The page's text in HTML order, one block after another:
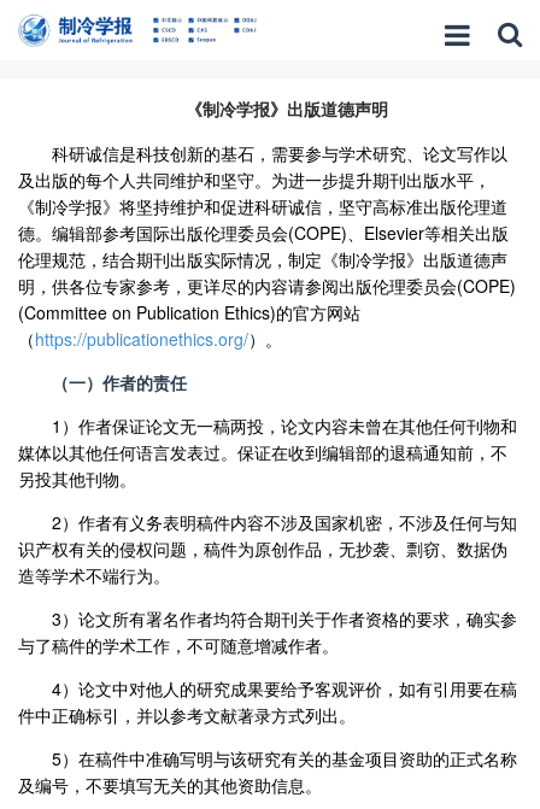
《制冷学报》出版道德声明
科研诚信是科技创新的基石，需要参与学术研究、论文写作以
及出版的每个人共同维护和坚守。为进一步提升期刊出版水平，
《制冷学报》将坚持维护和促进科研诚信，坚守高标准出版伦理道
德。编辑部参考国际出版伦理委员会(COPE)、 Elsevier等相关出版
伦理规范，结合期刊出版实际情况，制定《制冷学报》出版道德声
明，供各位专家参考，更详尽的内容请参阅出版伦理委员会(COPE)
(Committee on Publication Ethics)的官方网站
（https://publicationethics.org/） 。
（一）作者的责任
1 ）作者保证论文无一稿两投，论文内容未曾在其他任何刊物和
媒体以其他任何语言发表过。保证在收到编辑部的退稿通知前，不
另投其他刊物。
2）作者有义务表明稿件内容不涉及国家机密，不涉及任何与知
识产权有关的侵权问题，稿件为原创作品，无抄袭、剽窃、数据伪
造等学术不端行为。
3）论文所有署名作者均符合期刊关于作者资格的要求，确实参
与了稿件的学术工作，不可随意增减作者。
4）论文中对他人的研究成果要给予客观评价，如有引用要在稿
件中正确标引，并以参考文献著录方式列出。
5）在稿件中准确写明与该研究有关的基金项目资助的正式名称
及编号，不要填写无关的其他资助信息。